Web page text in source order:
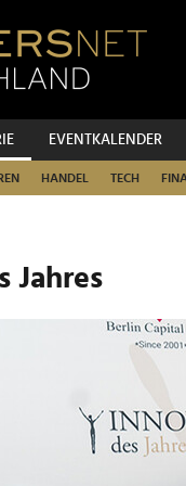
EVENTKALENDER
HANDEL TECH
Jahres